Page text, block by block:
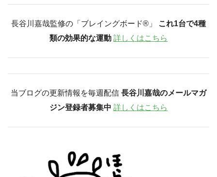
長谷川嘉哉監修の「ブレイングボード®︎」
これ1台で4種
類の効果的な運動 詳しくはこちら
当ブログの更新情報を毎週配信 長谷川嘉哉のメールマガ
ジン登録者募集中 詳しくはこちら